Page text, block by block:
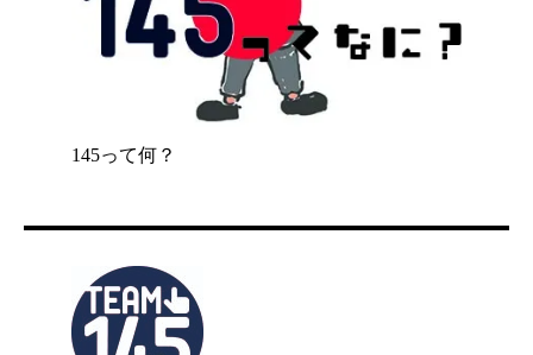
145って何？